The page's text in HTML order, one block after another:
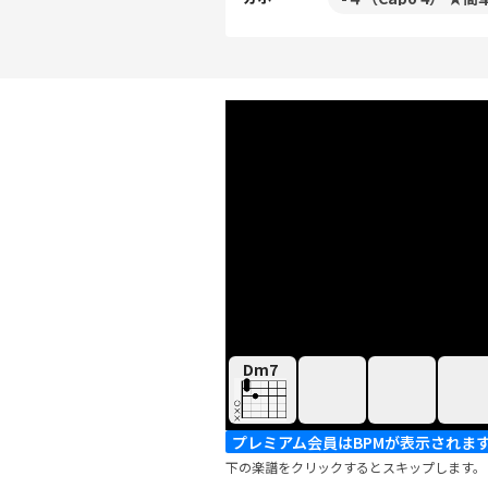
Dm7
プレミアム会員はBPMが表示されま
下の楽譜をクリックするとスキップします。